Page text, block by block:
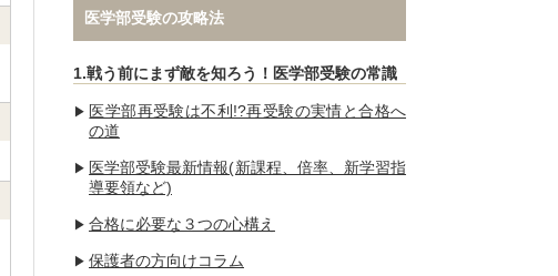
医学部受験の攻略法
1.戦う前にまず敵を知ろう！医学部受験の常識
医学部再受験は不利!?再受験の実情と合格へ
の道
医学部受験最新情報(新課程、倍率、新学習指
導要領など)
合格に必要な３つの心構え
保護者の方向けコラム